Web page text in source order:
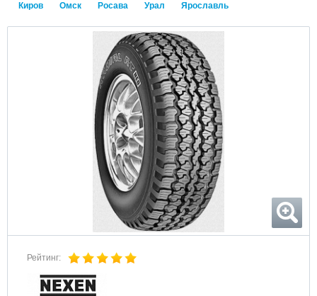
Киров Омск Росава Урал Ярославль
Рейтинг: